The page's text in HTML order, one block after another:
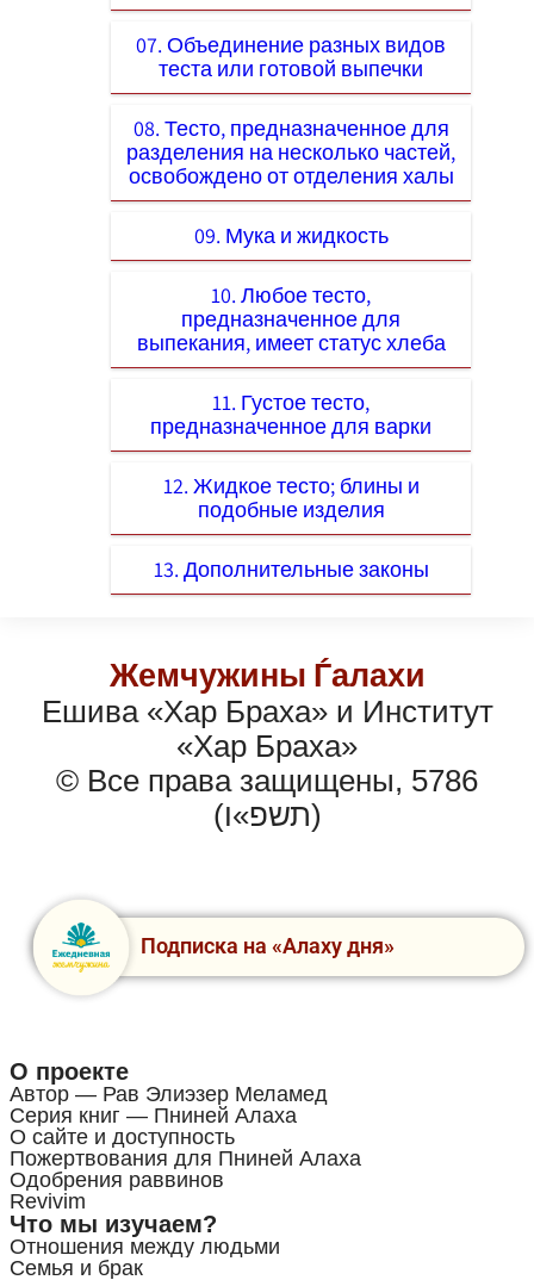
07. Объединение разных видов
теста или готовой выпечки
08. Тесто, предназначенное для
разделения на несколько частей,
освобождено от отделения халы
09. Мука и жидкость
10. Любое тесто,
предназначенное для
выпекания, имеет статус хлеба
11. Густое тесто,
предназначенное для варки
12. Жидкое тесто; блины и
подобные изделия
13. Дополнительные законы
Жемчужины Ѓалахи
Ешива «Хар Браха» и Институт
«Хар Браха»
© Все права защищены, 5786
(תשפ»ו)
Подписка на «Алаху дня»
О проекте
Автор — Рав Элиэзер Меламед
Серия книг — Пниней Алаха
О сайте и доступность
Пожертвования для Пниней Алаха
Одобрения раввинов
Revivim
Что мы изучаем?
Отношения между людьми
Семья и брак